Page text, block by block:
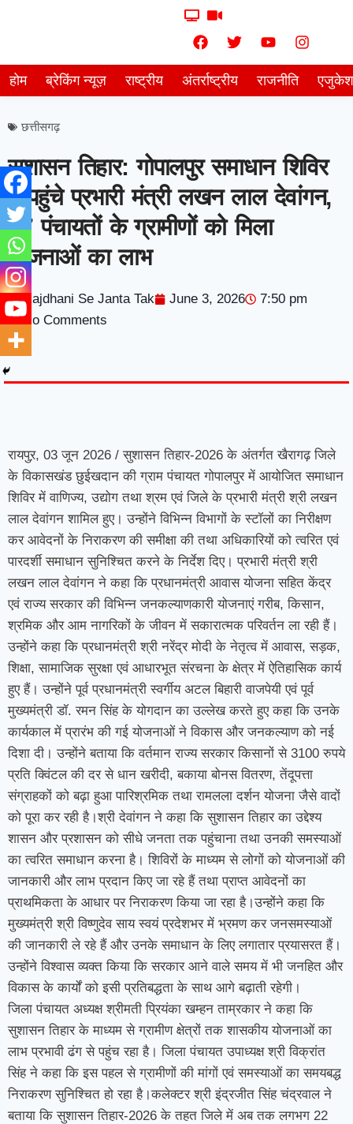
होम ब्रेकिंग न्यूज़ राष्ट्रीय अंतर्राष्ट्रीय राजनीति
छत्तीसगढ़
सुशासन तिहार: गोपालपुर समाधान शिविर
में पहुंचे प्रभारी मंत्री लखन लाल देवांगन,
17 पंचायतों के ग्रामीणों को मिला
योजनाओं का लाभ
Rajdhani Se Janta Tak June 3, 2026
7:50 pm
No Comments
रायपुऱ, 03 जून 2026 / सुशासन तिहार-2026 के अंतर्गत खैरागढ़ जिले
के विकासखंड छुईखदान की ग्राम पंचायत गोपालपुर में आयोजित समाधान
शिविर में वाणिज्य, उद्योग तथा श्रम एवं जिले के प्रभारी मंत्री श्री लखन
लाल देवांगन शामिल हुए। उन्होंने विभिन्न विभागों के स्टॉलों का निरीक्षण
कर आवेदनों के निराकरण की समीक्षा की तथा अधिकारियों को त्वरित एवं
पारदर्शी समाधान सुनिश्चित करने के निर्देश दिए। प्रभारी मंत्री श्री
लखन लाल देवांगन ने कहा कि प्रधानमंत्री आवास योजना सहित केंद्र
एवं राज्य सरकार की विभिन्न जनकल्याणकारी योजनाएं गरीब, किसान,
श्रमिक और आम नागरिकों के जीवन में सकारात्मक परिवर्तन ला रही हैं।
उन्होंने कहा कि प्रधानमंत्री श्री नरेंद्र मोदी के नेतृत्व में आवास, सड़क,
शिक्षा, सामाजिक सुरक्षा एवं आधारभूत संरचना के क्षेत्र में ऐतिहासिक कार्य
हुए हैं। उन्होंने पूर्व प्रधानमंत्री स्वर्गीय अटल बिहारी वाजपेयी एवं पूर्व
मुख्यमंत्री डॉ. रमन सिंह के योगदान का उल्लेख करते हुए कहा कि उनके
कार्यकाल में प्रारंभ की गई योजनाओं ने विकास और जनकल्याण को नई
दिशा दी। उन्होंने बताया कि वर्तमान राज्य सरकार किसानों से 3100 रुपये
प्रति क्विंटल की दर से धान खरीदी, बकाया बोनस वितरण, तेंदूपत्ता
संग्राहकों को बढ़ा हुआ पारिश्रमिक तथा रामलला दर्शन योजना जैसे वादों
को पूरा कर रही है।श्री देवांगन ने कहा कि सुशासन तिहार का उद्देश्य
शासन और प्रशासन को सीधे जनता तक पहुंचाना तथा उनकी समस्याओं
का त्वरित समाधान करना है। शिविरों के माध्यम से लोगों को योजनाओं की
जानकारी और लाभ प्रदान किए जा रहे हैं तथा प्राप्त आवेदनों का
प्राथमिकता के आधार पर निराकरण किया जा रहा है।उन्होंने कहा कि
मुख्यमंत्री श्री विष्णुदेव साय स्वयं प्रदेशभर में भ्रमण कर जनसमस्याओं
की जानकारी ले रहे हैं और उनके समाधान के लिए लगातार प्रयासरत हैं।
उन्होंने विश्वास व्यक्त किया कि सरकार आने वाले समय में भी जनहित और
विकास के कार्यों को इसी प्रतिबद्धता के साथ आगे बढ़ाती रहेगी।
जिला पंचायत अध्यक्ष श्रीमती प्रियंका खम्हन ताम्रकार ने कहा कि
सुशासन तिहार के माध्यम से ग्रामीण क्षेत्रों तक शासकीय योजनाओं का
लाभ प्रभावी ढंग से पहुंच रहा है। जिला पंचायत उपाध्यक्ष श्री विक्रांत
सिंह ने कहा कि इस पहल से ग्रामीणों की मांगों एवं समस्याओं का समयबद्ध
निराकरण सुनिश्चित हो रहा है।कलेक्टर श्री इंद्रजीत सिंह चंद्रवाल ने
बताया कि सुशासन तिहार-2026 के तहत जिले में अब तक लगभग 22